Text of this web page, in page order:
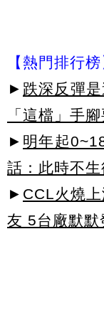
【熱門排行榜
► 跌深反彈
「這檔」手
► 明年起
話：此時不
► CCL火燒
友 5台廠默默